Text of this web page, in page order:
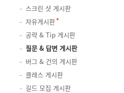
스크린 샷 게시판
자유게시판
공략 & Tip 게시판
질문 & 답변 게시판
버그 & 건의 게시판
클래스 게시판
길드 모집 게시판